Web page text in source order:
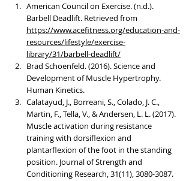
American Council on Exercise. (n.d.).
Barbell Deadlift. Retrieved from
https://www.acefitness.org/education-and-
resources/lifestyle/exercise-
library/31/barbell-deadlift/
Brad Schoenfeld. (2016). Science and
Development of Muscle Hypertrophy.
Human Kinetics.
Calatayud, J., Borreani, S., Colado, J. C.,
Martin, F., Tella, V., & Andersen, L. L. (2017).
Muscle activation during resistance
training with dorsiflexion and
plantarflexion of the foot in the standing
position. Journal of Strength and
Conditioning Research, 31(11), 3080-3087.